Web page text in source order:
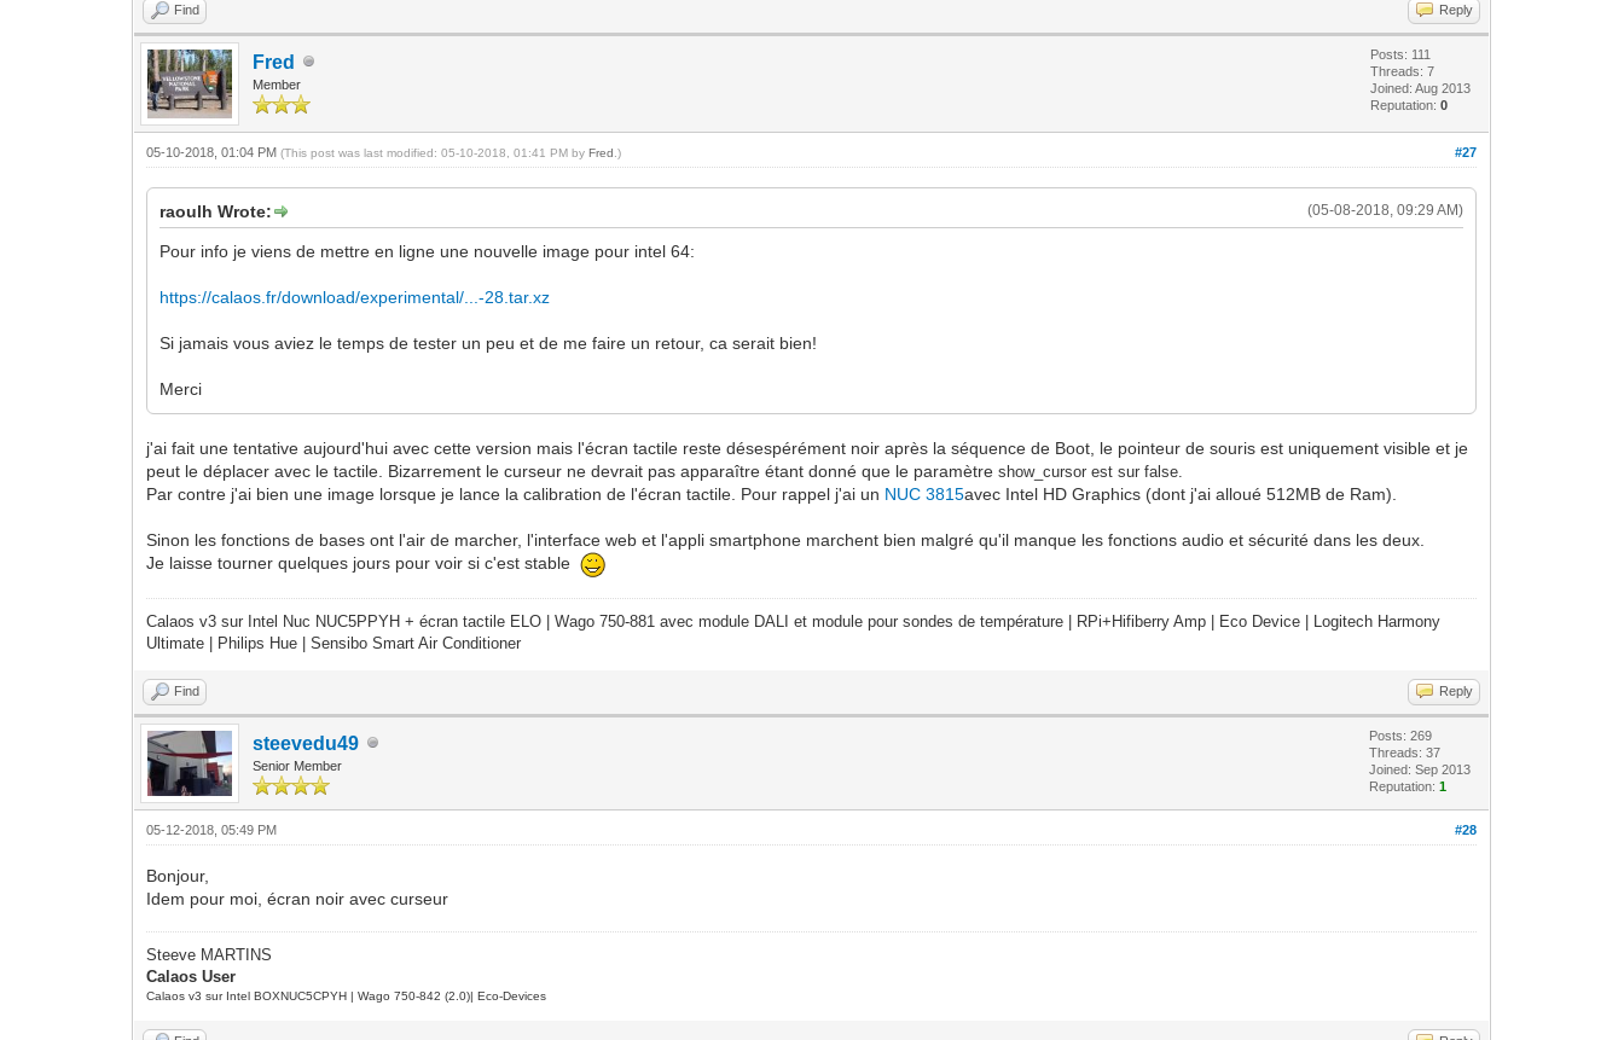
Find Reply
Fred
Member
Posts: 111
Threads: 7
Joined: Aug 2013
Reputation:0
#27
05-10-2018, 01:04 PM(This post was last modified: 05-10-2018, 01:41 PM byFred .)
(05-08-2018, 09:29 AM)
raoulh Wrote:
Pour info je viens de mettre en ligne une nouvelle image pour intel 64:
https://calaos.fr/download/experimental/...-28.tar.xz
Si jamais vous aviez le temps de tester un peu et de me faire un retour, ca serait bien!
Merci
j'ai fait une tentative aujourd'hui avec cette version mais l'écran tactile reste désespérément noir après la séquence de Boot, le pointeur de souris est uniquement visible et je
peut le déplacer avec le tactile. Bizarrement le curseur ne devrait pas apparaître étant donné que le paramètreshow_cursor est sur false.
Par contre j'ai bien une image lorsque je lance la calibration de l'écran tactile. Pour rappel j'ai un NUC 3815avec Intel HD Graphics (dont j'ai alloué 512MB de Ram).
Sinon les fonctions de bases ont l'air de marcher, l'interface web et l'appli smartphone marchent bien malgré qu'il manque les fonctions audio et sécurité dans les deux.
Je laisse tourner quelques jours pour voir si c'est stable
Calaos v3 sur Intel Nuc NUC5PPYH + écran tactile ELO | Wago 750-881 avec module DALI et module pour sondes de température | RPi+Hifiberry Amp | Eco Device | Logitech Harmony
Ultimate | Philips Hue | Sensibo Smart Air Conditioner
Find Reply
steevedu49
Senior Member
Posts: 269
Threads: 37
Joined: Sep 2013
Reputation:1
#28
05-12-2018, 05:49 PM
Bonjour,
Idem pour moi, écran noir avec curseur
Steeve MARTINS
Calaos User
Calaos v3 sur Intel BOXNUC5CPYH | Wago 750-842 (2.0)| Eco-Devices